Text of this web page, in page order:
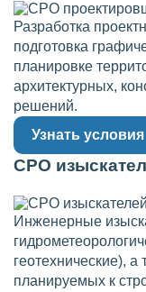
Разработка
подготовка
планировке
архитектурных,
решений.
Узнать условия
СРО
Инженерные
геотехнические), а
планируемых к